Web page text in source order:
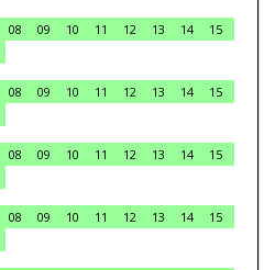
08 09 10 11 12 13 14
15
08 09 10 11 12 13 14
15
08 09 10 11 12 13 14
15
08 09 10 11 12 13 14
15